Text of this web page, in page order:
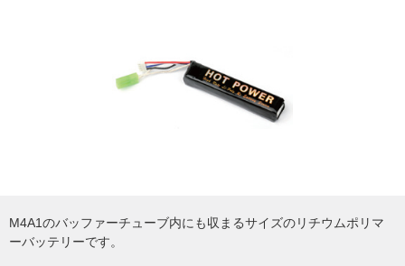
M4A1のバッファーチューブ内にも収まるサイズのリチウムポリマ
ーバッテリーです。